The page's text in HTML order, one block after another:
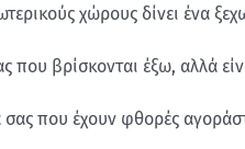
χώρους δίνει ένα
που βρίσκονται έξω, αλλά
σας που έχουν φθορές